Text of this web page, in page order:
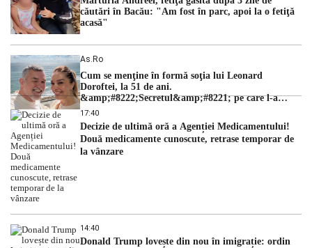
căutări în Bacău: "Am fost în parc, apoi la o fetiţă
acasă"
As.ro
Cum se menţine în formă soţia lui Leonard
Doroftei, la 51 de ani.
&amp;#8222;Secretul&amp;#8221; pe care l-a
dezvăluit
17:40
Decizie de ultimă oră a Agenției Medicamentului!
Două medicamente cunoscute, retrase temporar de
la vânzare
14:40
Donald Trump lovește din nou în imigrație: ordin